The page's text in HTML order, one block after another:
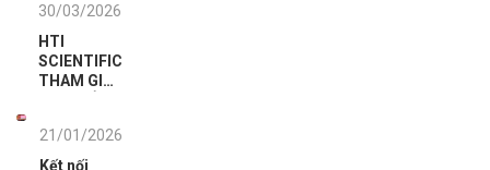
2026: Dấu
ấn tiên
phong
công nghệ
phân tích.
30/03/2026
HTI
SCIENTIFIC
THAM GIA
CÔNG TÁC
KIỂM TRA,
21/01/2026
Kết nối